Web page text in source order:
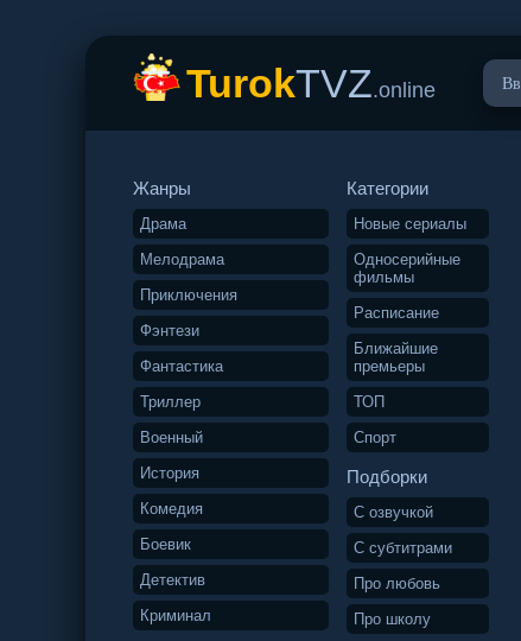
TurokTVZ.online
Жанры
Драма
Мелодрама
Приключения
Фэнтези
Фантастика
Триллер
Военный
История
Комедия
Боевик
Детектив
Криминал
Категории
Новые сериалы
Односерийные
фильмы
Расписание
Ближайшие
премьеры
ТОП
Спорт
Подборки
С озвучкой
С субтитрами
Про любовь
Про школу